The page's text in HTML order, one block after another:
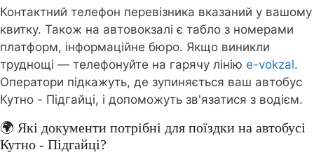
Контактний телефон перевізника вказаний у вашому
квитку. Також на автовокзалі є табло з номерами
платформ, інформаційне бюро. Якщо виникли
труднощі — телефонуйте на гарячу лінію e-vokzal.
Оператори підкажуть, де зупиняється ваш автобус
Кутно - Підгайці, і допоможуть зв'язатися з водієм.
🌍 Які документи потрібні для поїздки на автобусі
Кутно - Підгайці?